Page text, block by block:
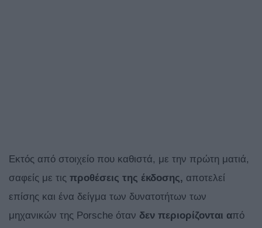
Εκτός από στοιχείο που καθιστά, με την πρώτη ματιά,
σαφείς με τις προθέσεις της έκδοσης, αποτελεί
επίσης και ένα δείγμα των δυνατοτήτων των
μηχανικών της Porsche όταν δεν περιορίζονται από